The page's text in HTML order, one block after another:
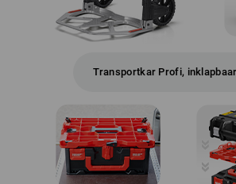
Transportkar Profi, inklapbaar